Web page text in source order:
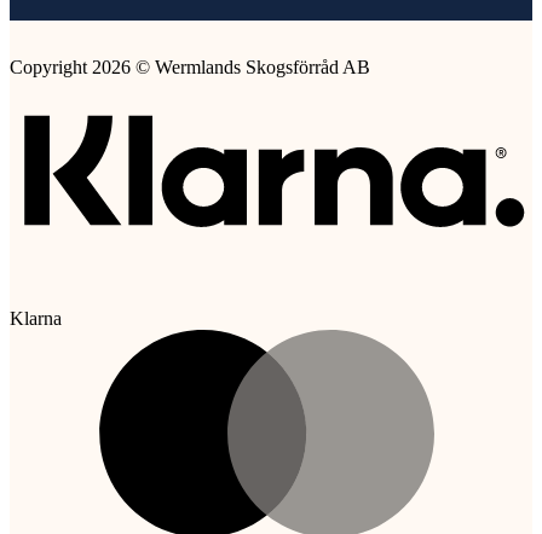
Copyright 2026 © Wermlands Skogsförråd AB
Klarna